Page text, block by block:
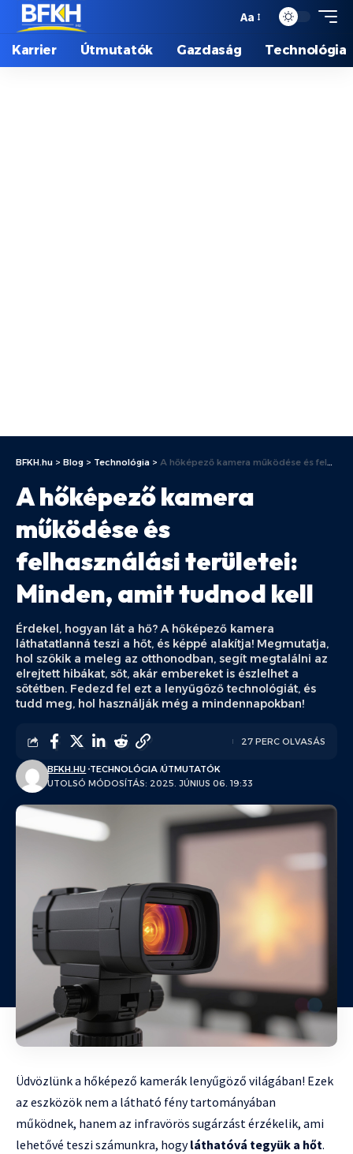
Aa
Karrier Útmutatók Gazdaság Technológia
BFKH.hu > Blog > Technológia > A hőképező kamera működése és felhasználási területei: Minden, amit tudnod kell
A hőképező kamera
működése és
felhasználási területei:
Minden, amit tudnod kell
Érdekel, hogyan lát a hő? A hőképező kamera
láthatatlanná teszi a hőt, és képpé alakítja! Megmutatja,
hol szökik a meleg az otthonodban, segít megtalálni az
elrejtett hibákat, sőt, akár embereket is észlelhet a
sötétben. Fedezd fel ezt a lenyűgöző technológiát, és
tudd meg, hol használják még a mindennapokban!
UTOLSÓ MÓDOSÍTÁS: 2025. JÚNIUS 06. 19:33
BFKH.HU TECHNOLÓGIA ÚTMUTATÓK
27 PERC OLVASÁS
Üdvözlünk a hőképező kamerák lenyűgöző világában! Ezek
az eszközök nem a látható fény tartományában
működnek, hanem az infravörös sugárzást érzékelik, ami
lehetővé teszi számunkra, hogyláthatóvá tegyük a hőt.